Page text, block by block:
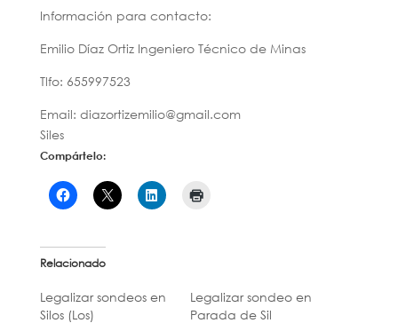
Información para contacto:
Emilio Díaz Ortiz Ingeniero Técnico de Minas
Tlfo: 655997523
Email: diazortizemilio@gmail.com
Siles
Compártelo:
Relacionado
Legalizar sondeos en
Silos (Los)
Legalizar sondeo en
Parada de Sil